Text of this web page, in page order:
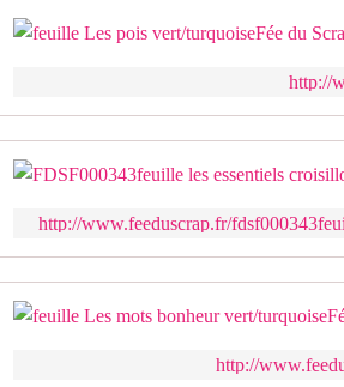
http://
http://www.feeduscrap.fr/
http://